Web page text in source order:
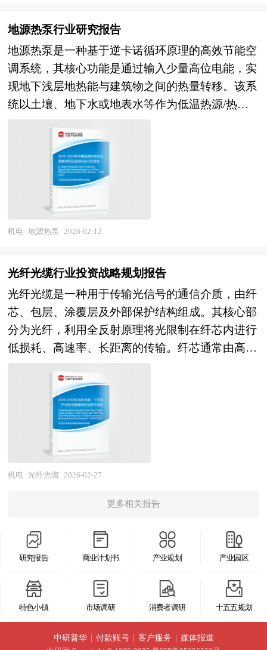
究单位等公布和提供的大量资料。对我国高压
IGBT芯片行业作了详尽深入的分析，是企业进行
市场研究工作时不可或缺的重要参考资料，同时也
可作为金融机构进行信贷分析、证券分析、投资分
析等研究工作时的参考依据。
将呈现智能化服务化与自主化的深刻变革。在技术
演进方向，人工智能与高端装备深度融合，数字孪
生、智能运维、自主决策成为标配；增材制造与复
合材料应用拓展设计边界；极端制造（超大型、超
精密、超高温高压）支撑前沿科学探索；人形机器
人、医疗机器人、农业机器人等新型装备形态涌
现。在产业升级方向，从单机装备向成套装备、系
统解决方案转变；从设备销售向全生命周期服务
（远程运维、预测性维护、再制造）转型；服务型
制造与制造业服务化深化；绿色设计与低碳制造贯
穿全生命周期。在自主可控方向，关键核心零部件
（高端轴承、精密减速器、高性能液压件、数控系
子级多晶硅）攻关突破；工业软件
（CAD/CAE/CAM、MES、PLC）国产替代从"可
用"向"好用"跨越；首台套政策与保险机制完善，
加速自主装备应用迭代。在产业组织方向，领军企
业牵头组建创新联合体，产学研用协同攻关；跨行
环保装备）构建综合解决方案能力；专业化"小巨
人"企业在细分领域深耕；国际并购获取技术、品
牌与渠道。在国际化方向，从装备出口向技术标准
输出、本地化生产、全球服务网络建设升级；参与
国际标准制定，提升话语权；"一带一路"沿线基础
设施与产能合作带动装备出海。 本研究咨询报告
调研基础上，主要依据了国家统计局、国家商务
研究中心、国家海关总署、全国商业信息中心、中
国经济景气监测中心、中国行业研究网、全国及海
单位等公布和提供的大量资料。报告对我国高端装
备行业的供需状况、发展现状、子行业发展变化等
展现状、如何面对行业的发展挑战、行业的发展建
能成为技术演进的核心方向，推动机器人从"专机
专用"向"通用智能体"跨越。产业链协同创新将成
为主旋律，云边端算力协同、数字孪生、柔性力控
等技术的成熟将显著提升机器人部署效率与作业精
度。同时，行业标准化体系建设提速，安全伦理规
障。 本研究咨询报告由中研普华咨询公司领衔撰
写，在大量周密的市场调研基础上，主要依据了国
家统计局、国家商务部、国家发改委、国家经济信
息中心、国务院发展研究中心、国家海关总署、全
国商业信息中心、中国经济景气监测中心、中国行
业研究网、全国及海外相关报刊杂志的基础信息以
行业发展变化等进行了分析，重点分析了国内外机
器人行业的发展现状、如何面对行业的发展挑战、
行业的发展建议、行业竞争力，以及行业的投资分
析和趋势预测等等。报告还综合了机器人行业的整
体发展动态，对行业在产品方面提供了参考建议和
具体解决办法。报告对于机器人产品生产企业、经
销商、行业管理部门以及拟进入该行业的投资者具
有重要的参考价值，对于研究我国机器人行业发展
规律、提高企业的运营效率、促进企业的发展壮大
有学术和实践的双重意义。
安全可靠性标准极高的显著特征。作为船舶工业
定船舶航行安全与运营效率，更是智能船舶、无人
船舶、数字航运发展的关键使能技术，其产业属性
兼具国防安全的战略属性与海洋经济的市场属性的
双重特质，是衡量国家海洋电子工业水平与船舶配
套能力的关键标志。 当前，中国船舶电子行业正
处于自主化突破与智能化升级的关键攻坚期。在产
业基础层面，国内船舶电子产业规模持续扩大，在
中低端船用雷达、通信设备、导航终端等领域形成
较强配套能力，但高端综合船桥系统、高精度惯性
导航、深海探测设备、船用高端芯片等核心领域仍
依赖进口，产业链供应链安全可控水平亟待提升。
用，自主可控的船舶导航定位能力形成；船岸协
同、船船通信技术向宽带化、IP化演进，但船舶网
络安全防护能力薄弱；综合船桥系统集成取得突
破，但人机交互优化、多源信息融合、自主决策支
持等智能化水平与国际先进差距明显。在市场格局
斯、雷松等国际巨头主导，国内企业通过并购整合
与自主研发提升市场份额，但在品牌认可度、全球
服务网络、全生命周期技术支持等方面竞争力不
足；智能船舶示范工程带动国产系统装船应用，但
规模化商业推广仍需时日。在标准体系层面，国际
海事组织（IMO）电子航海（E-Navigation）战略
立，但参与国际标准制定话语权有限。未来，船舶
在技术演进方向，自主可控的船舶电子体系构建加
速，船用高端芯片、嵌入式操作系统、基础工业软
航行支持系统（AASS）升级，融合AIS、雷达、
光电、电子海图、气象信息等多源数据，实现态势
感知、碰撞预警、航线优化、自主避碰等智能功
地源热泵行业研究报告
地源热泵是一种基于逆卡诺循环原理的高效节能空
调系统，其核心功能是通过输入少量高位电能，实
现地下浅层地热能与建筑物之间的热量转移。该系
统以土壤、地下水或地表水等作为低温热源/热
10-25℃），在冬季将地热能提取并提升至适宜温
度后为建筑供暖，同时向地下储存冷量以备夏季使
用；夏季则将室内热量转移至地下储存，并提取地
下冷量实现制冷，形成冷热循环的能量平衡体系。
地源热泵系统主要由三部分构成：室外地能换热系
统通过埋设于地下的高密度聚乙烯管路与土壤或水
功，通过蒸发器与冷凝器的相变过程实现热量提升
等设备将冷热量输送至室内空间。根据换热形式差
异，系统可分为地埋管型、地下水型和地表水型三
类，其中地埋管型因不涉及地下水抽取而应用最为
广泛。 本研究咨询报告由中研普华咨询公司领衔
撰写，在大量周密的市场调研基础上，主要依据了
国家统计局、国家商务部、国家发改委、国家经济
信息中心、国务院发展研究中心、国家海关总署、
全国商业信息中心、中国经济景气监测中心、中国
行业研究网、国内外相关报刊杂志的基础信息以及
地源热泵专业研究单位等公布和提供的大量资料。
对我国地源热泵的行业现状、市场各类经营指标的
情况、重点企业状况、区域市场发展情况等内容进
的发展进行详尽深入的分析，并根据地源热泵行业
的政策经济发展环境对地源热泵行业潜在的风险和
业的研究观点，以供投资决策者参考。
机电 地源热泵 2026-02-12
光纤光缆行业投资战略规划报告
光纤光缆是一种用于传输光信号的通信介质，由纤
芯、包层、涂覆层及外部保护结构组成。其核心部
分为光纤，利用全反射原理将光限制在纤芯内进行
低损耗、高速率、长距离的传输。纤芯通常由高纯
用折射率略低的材料，形成折射率差以实现光的导
波效应。为增强机械强度和环境适应性，光纤外层
依次覆盖紫外固化树脂涂覆层、缓冲层、加强构件
（如芳纶纱或钢丝）以及外护套，最终构成完整的
光缆结构。 根据用途不同，光缆可设计为适用于
骨干网、城域网、接入网、数据中心互联或特殊环
备抗拉、抗压、防潮、阻燃、防鼠蚁等性能。光纤
强、重量轻、保密性好等显著优势，是现代信息通
信网络的物理基础，支撑着5G、千兆光网、云计
算、人工智能、工业互联网等新一代信息技术的发
展与应用。 随着全光网络建设的深入推进，光纤
高可靠性的关键基础设施组成部分，其技术持续向
机电 光纤光缆 2026-02-27
更多相关报告
研究报告 商业计划书 产业规划 产业园区
特色小镇 市场调研 消费者调研 十五五规划
中研普华 付款账号 客户服务
媒体报道